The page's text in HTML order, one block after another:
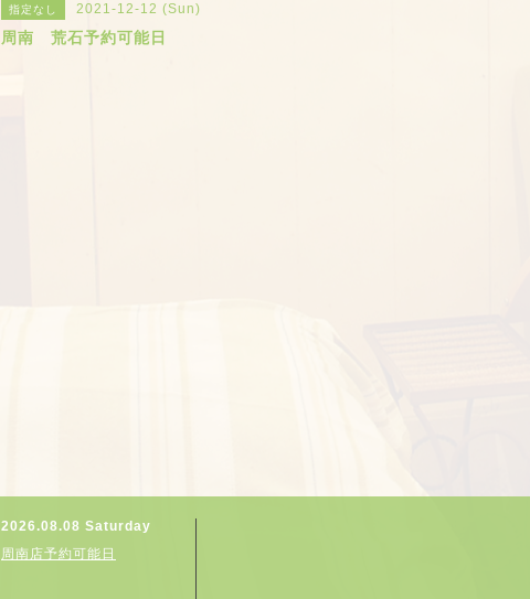
指定なし 2021-12-12 (Sun)
周南 荒石予約可能日
2026.08.08 Saturday
周南店予約可能日